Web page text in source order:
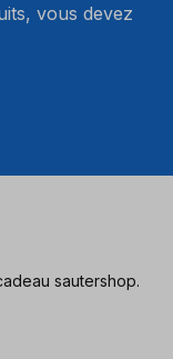
vous devez
sautershop.